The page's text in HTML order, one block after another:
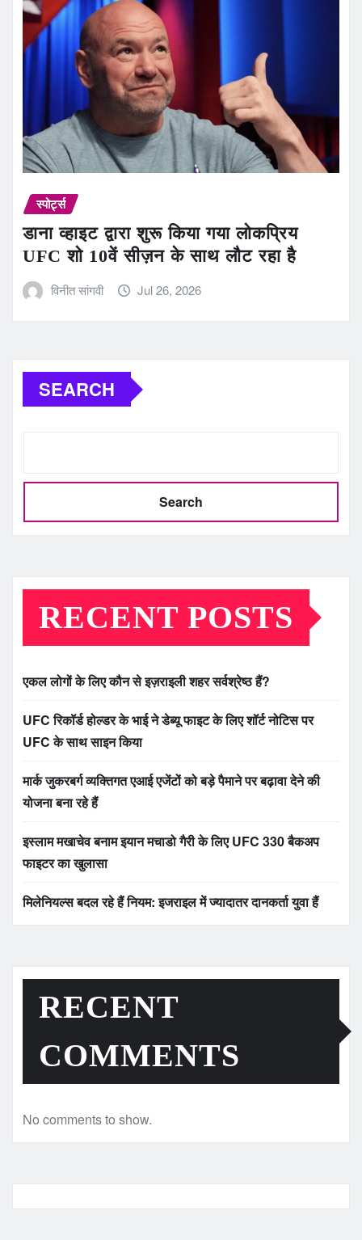
स्पोर्ट्स
डाना व्हाइट द्वारा शुरू किया गया लोकप्रिय
UFC शो 10वें सीज़न के साथ लौट रहा है
विनीत सांगवी Jul 26, 2026
SEARCH
Search
RECENT POSTS
एकल लोगों के लिए कौन से इज़राइली शहर सर्वश्रेष्ठ हैं?
UFC रिकॉर्ड होल्डर के भाई ने डेब्यू फाइट के लिए शॉर्ट नोटिस पर
UFC के साथ साइन किया
मार्क जुकरबर्ग व्यक्तिगत एआई एजेंटों को बड़े पैमाने पर बढ़ावा देने की
योजना बना रहे हैं
इस्लाम मखाचेव बनाम इयान मचाडो गैरी के लिए UFC 330 बैकअप
फाइटर का खुलासा
मिलेनियल्स बदल रहे हैं नियम: इजराइल में ज्यादातर दानकर्ता युवा हैं
RECENT
COMMENTS
No comments to show.